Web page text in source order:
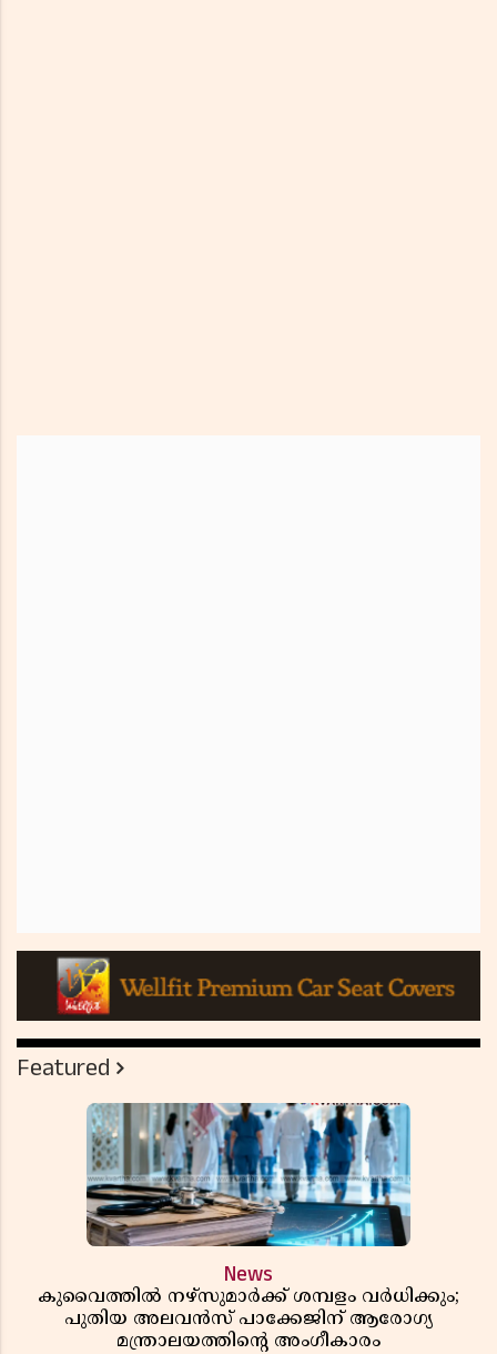
Featured
News
കുവൈത്തിൽ നഴ്‌സുമാർക്ക് ശമ്പളം വർധിക്കും;
പുതിയ അലവൻസ് പാക്കേജിന് ആരോഗ്യ
മന്ത്രാലയത്തിൻ്റെ അംഗീകാരം